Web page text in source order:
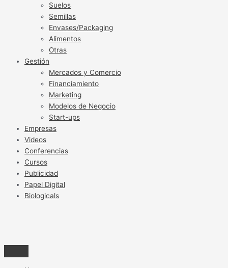
Suelos
Semillas
Envases/Packaging
Alimentos
Otras
Gestión
Mercados y Comercio
Financiamiento
Marketing
Modelos de Negocio
Start-ups
Empresas
Videos
Conferencias
Cursos
Publicidad
Papel Digital
Biologicals